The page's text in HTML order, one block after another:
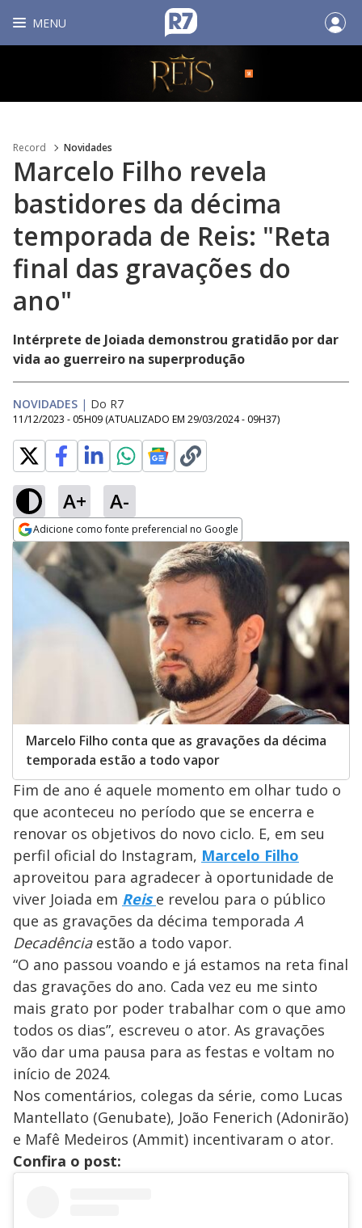
MENU
Record Novidades
Marcelo Filho revela
bastidores da décima
temporada de Reis: "Reta
final das gravações do
ano"
Intérprete de Joiada demonstrou gratidão por dar
vida ao guerreiro na superprodução
NOVIDADES | Do R7
11/12/2023 - 05H09 (ATUALIZADO EM 29/03/2024 - 09H37)
A+ A-
Adicione como fonte preferencial no Google
Opens in new window
Marcelo Filho conta que as gravações da décima
temporada estão a todo vapor
Fim de ano é aquele momento em olhar tudo o
que aconteceu no período que se encerra e
renovar os objetivos do novo ciclo. E, em seu
perfil oficial do Instagram, Marcelo Filho
aproveitou para agradecer à oportunidade de
viver Joiada em Reise revelou para o público
que as gravações da décima temporada A
Decadênciaestão a todo vapor.
“O ano passou voando e já estamos na reta final
das gravações do ano. Cada vez eu me sinto
mais grato por poder trabalhar com o que amo
todos os dias”, escreveu o ator. As gravações
vão dar uma pausa para as festas e voltam no
início de 2024.
Nos comentários, colegas da série, como Lucas
Mantellato (Genubate), João Fenerich (Adonirão)
e Mafê Medeiros (Ammit) incentivaram o ator.
Confira o post: